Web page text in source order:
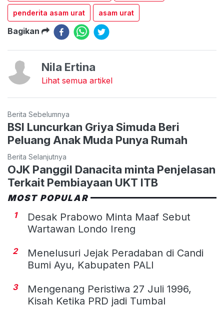
penderita asam urat asam urat
Bagikan
Nila Ertina
Lihat semua artikel
Berita Sebelumnya
BSI Luncurkan Griya Simuda Beri
Peluang Anak Muda Punya Rumah
Berita Selanjutnya
OJK Panggil Danacita minta Penjelasan
Terkait Pembiayaan UKT ITB
MOST POPULAR
1
Desak Prabowo Minta Maaf Sebut
Wartawan Londo Ireng
2
Menelusuri Jejak Peradaban di Candi
Bumi Ayu, Kabupaten PALI
3
Mengenang Peristiwa 27 Juli 1996,
Kisah Ketika PRD jadi Tumbal